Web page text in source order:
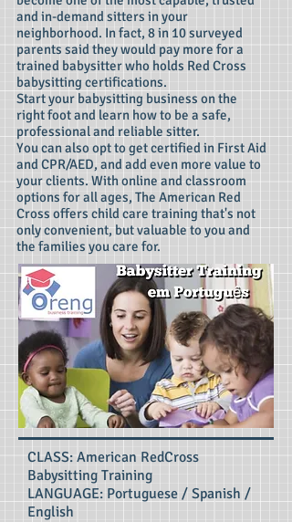
and in-demand sitters in your
neighborhood. In fact, 8 in 10 surveyed
parents said they would pay more for a
trained babysitter who holds Red Cross
babysitting certifications.
Start your babysitting business on the
right foot and learn how to be a safe,
professional and reliable sitter.
You can also opt to get certified in First Aid
and CPR/AED, and add even more value to
your clients. With online and classroom
options for all ages, The American Red
Cross offers child care training that's not
only convenient, but valuable to you and
the families you care for.
CLASS: American RedCross
Babysitting Training
LANGUAGE: Portuguese / Spanish /
English